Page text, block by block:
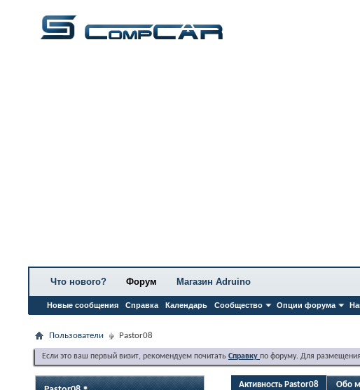
Что нового? Форум
Новые сообщения Справка Календарь Сообщество Опции форума
Магазин Adruino
Пользователи Pastor08
Если это ваш первый визит, рекомендуем почитать Справку по форуму. Для
Активность Pastor08 Обо